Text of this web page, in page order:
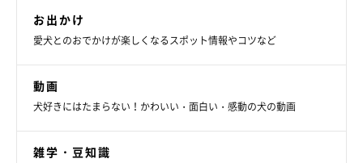
お出かけ
愛犬とのおでかけが楽しくなるスポット情報やコツなど
動画
犬好きにはたまらない！かわいい・面白い・感動の犬の動画
雑学・豆知識